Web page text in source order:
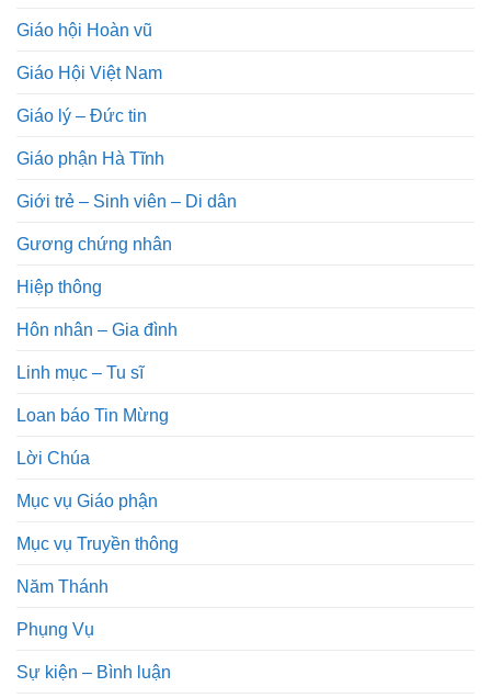
Giáo hội Hoàn vũ
Giáo Hội Việt Nam
Giáo lý – Đức tin
Giáo phận Hà Tĩnh
Giới trẻ – Sinh viên – Di dân
Gương chứng nhân
Hiệp thông
Hôn nhân – Gia đình
Linh mục – Tu sĩ
Loan báo Tin Mừng
Lời Chúa
Mục vụ Giáo phận
Mục vụ Truyền thông
Năm Thánh
Phụng Vụ
Sự kiện – Bình luận